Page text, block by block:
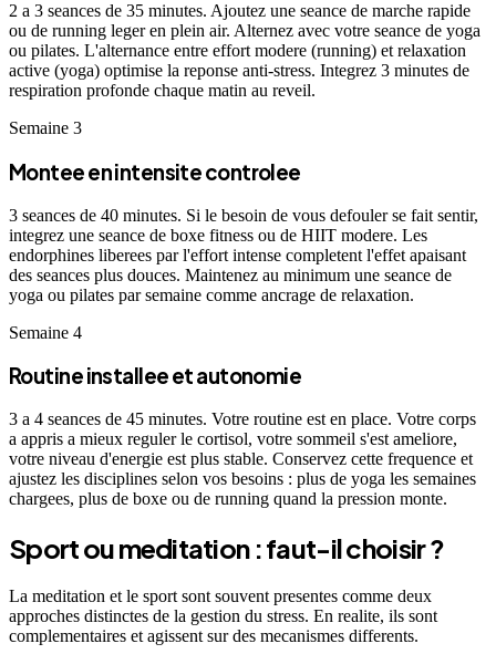
2 a 3 seances de 35 minutes. Ajoutez une seance de marche rapide
ou de running leger en plein air. Alternez avec votre seance de yoga
ou pilates. L'alternance entre effort modere (running) et relaxation
active (yoga) optimise la reponse anti-stress. Integrez 3 minutes de
respiration profonde chaque matin au reveil.
Semaine 3
Montee en intensite controlee
3 seances de 40 minutes. Si le besoin de vous defouler se fait sentir,
integrez une seance de boxe fitness ou de HIIT modere. Les
endorphines liberees par l'effort intense completent l'effet apaisant
des seances plus douces. Maintenez au minimum une seance de
yoga ou pilates par semaine comme ancrage de relaxation.
Semaine 4
Routine installee et autonomie
3 a 4 seances de 45 minutes. Votre routine est en place. Votre corps
a appris a mieux reguler le cortisol, votre sommeil s'est ameliore,
votre niveau d'energie est plus stable. Conservez cette frequence et
ajustez les disciplines selon vos besoins : plus de yoga les semaines
chargees, plus de boxe ou de running quand la pression monte.
Sport ou meditation : faut-il choisir ?
La meditation et le sport sont souvent presentes comme deux
approches distinctes de la gestion du stress. En realite, ils sont
complementaires et agissent sur des mecanismes differents.